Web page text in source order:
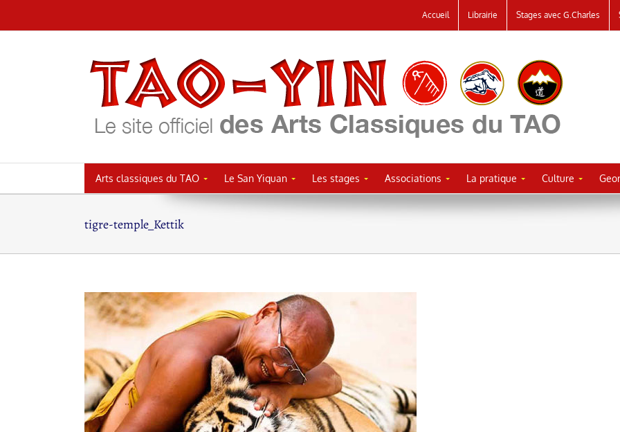
au
Accueil Librairie Stages avec G.Charles
Arts classiques du TAO Le San Yiquan Les stages Associations La pratique Culture
tigre-temple_Kettik